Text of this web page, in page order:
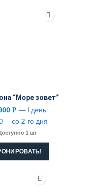
“Море зовет”
Р — l день
со 2-го дня
1 шт